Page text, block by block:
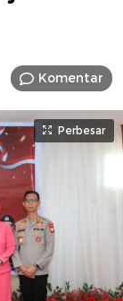
Komentar
Perbesar